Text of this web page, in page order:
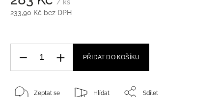
/ ks
233,90 Kč bez DPH
PŘIDAT DO KOŠÍKU
Zeptat se Hlídat Sdílet